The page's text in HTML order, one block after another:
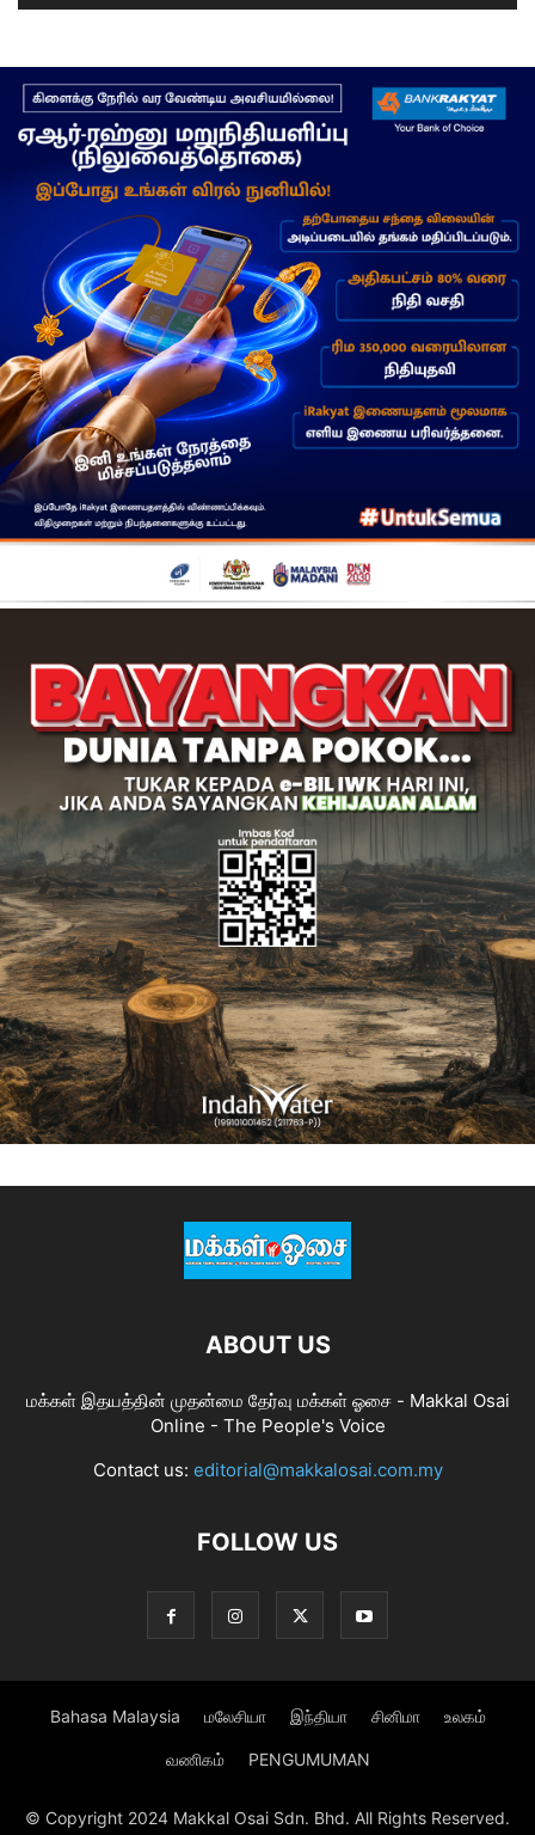
ABOUT US
மக்கள் இதயத்தின் முதன்மை தேர்வு மக்கள் ஓசை - Makkal Osai
Online - The People's Voice
Contact us: editorial@makkalosai.com.my
FOLLOW US
Bahasa Malaysia மலேசியா இந்தியா சினிமா உலகம்
வணிகம் PENGUMUMAN
© Copyright 2024 Makkal Osai Sdn. Bhd. All Rights Reserved.